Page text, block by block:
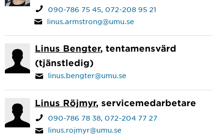
090-786 75 45 072-208 95 21
linus.armstrong@umu.se
Linus Bengter, tentamensvärd
(tjänstledig)
linus.bengter@umu.se
Linus Röjmyr, servicemedarbetare
090-786 78 38 072-204 77 27
linus.rojmyr@umu.se